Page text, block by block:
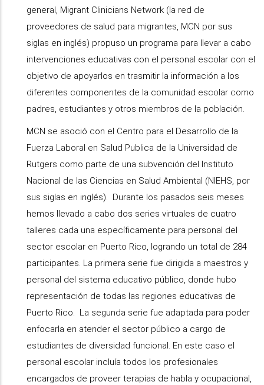
general, Migrant Clinicians Network (la red de
proveedores de salud para migrantes, MCN por sus
siglas en inglés) propuso un programa para llevar a cabo
intervenciones educativas con el personal escolar con el
objetivo de apoyarlos en trasmitir la información a los
diferentes componentes de la comunidad escolar como
padres, estudiantes y otros miembros de la población.
MCN se asoció con el Centro para el Desarrollo de la
Fuerza Laboral en Salud Publica de la Universidad de
Rutgers como parte de una subvención del Instituto
Nacional de las Ciencias en Salud Ambiental (NIEHS, por
sus siglas en inglés). Durante los pasados seis meses
hemos llevado a cabo dos series virtuales de cuatro
talleres cada una específicamente para personal del
sector escolar en Puerto Rico, logrando un total de 284
participantes. La primera serie fue dirigida a maestros y
personal del sistema educativo público, donde hubo
representación de todas las regiones educativas de
Puerto Rico. La segunda serie fue adaptada para poder
enfocarla en atender el sector público a cargo de
estudiantes de diversidad funcional. En este caso el
personal escolar incluía todos los profesionales
encargados de proveer terapias de habla y ocupacional,